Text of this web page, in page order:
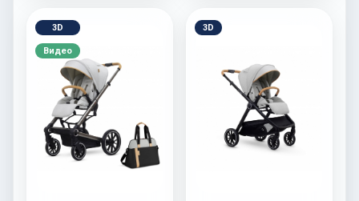
3D
Видео
3D